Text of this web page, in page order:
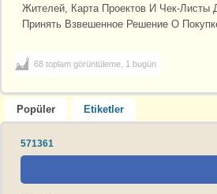
Жителей, Карта Проектов И Чек-
Принять Взвешенное Решение О
68 toplam görüntüleme, 1 bugün
Popüler Etiketler
571361